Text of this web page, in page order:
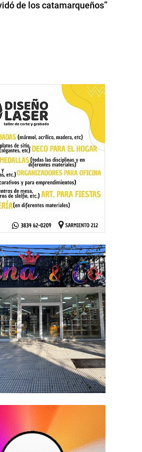
de los catamarqueños”